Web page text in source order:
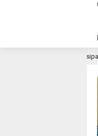
Antisipasi Krisis Air Bersih